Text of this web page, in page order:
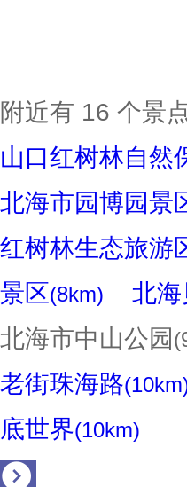
附近有 16 个景
山口红树林自然
北海市园博园景
红树林生态旅游
景区(8km) 北
北海市中山公园
老街珠海路
底世界(10km)